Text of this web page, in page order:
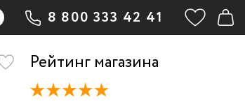
8 800 333 42 41
Рейтинг магазина